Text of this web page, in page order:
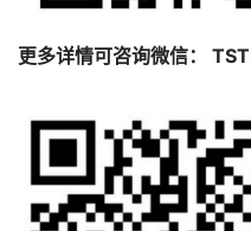
更多详情可咨询微信：